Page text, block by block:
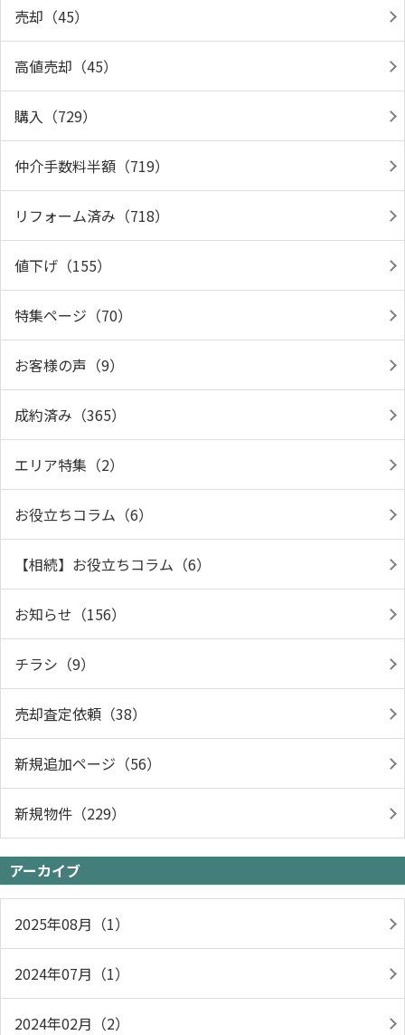
売却（45）
高値売却（45）
購入（729）
仲介手数料半額（719）
リフォーム済み（718）
値下げ（155）
特集ページ（70）
お客様の声（9）
成約済み（365）
エリア特集（2）
お役立ちコラム（6）
【相続】お役立ちコラム（6）
お知らせ（156）
チラシ（9）
売却査定依頼（38）
新規追加ページ（56）
新規物件（229）
アーカイブ
2025年08月（1）
2024年07月（1）
2024年02月（2）